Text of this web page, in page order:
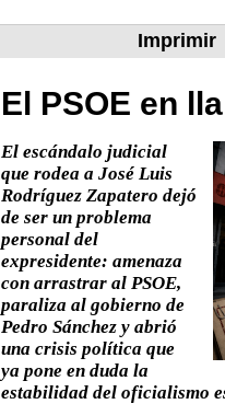
Imprimir
El PSOE en
El escándalo judicial
que rodea a José Luis
Rodríguez Zapatero dejó
de ser un problema
personal del
expresidente: amenaza
con arrastrar al PSOE,
paraliza al gobierno de
Pedro Sánchez y abrió
una crisis política que
ya pone en duda la
estabilidad del oficialismo